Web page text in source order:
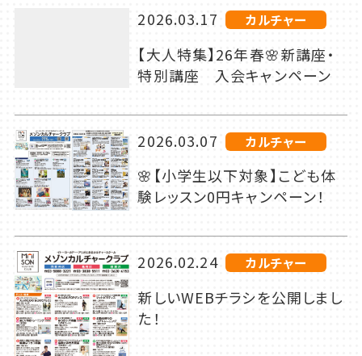
2026.03.17 カルチャー
【大人特集】26年春🌸新講座・
特別講座 入会キャンペーン
2026.03.07 カルチャー
🌸【小学生以下対象】こども体
験レッスン0円キャンペーン！
2026.02.24 カルチャー
新しいWEBチラシを公開しまし
た！